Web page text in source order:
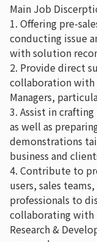
Main Job
1. Offering pre-
conducting issue
with solution
2. Provide direct
collaboration with
Managers,
3. Assist in
as well as
demonstrations
business and
4. Contribute to
users, sales
professionals to
collaborating with
Research &